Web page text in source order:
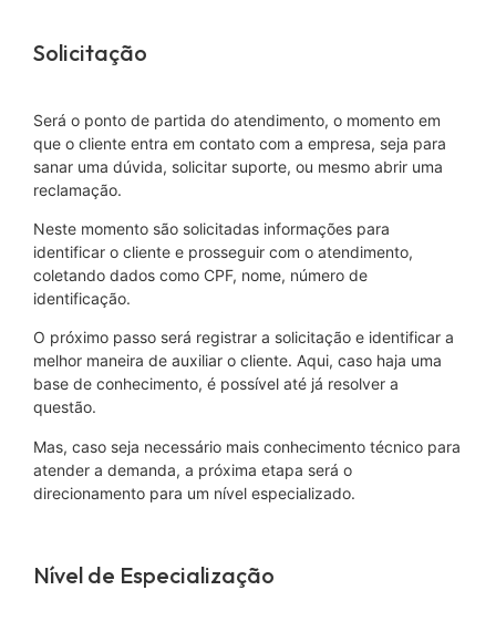
Solicitação
Será o ponto de partida do atendimento, o momento em
que o cliente entra em contato com a empresa, seja para
sanar uma dúvida, solicitar suporte, ou mesmo abrir uma
reclamação.
Neste momento são solicitadas informações para
identificar o cliente e prosseguir com o atendimento,
coletando dados como CPF, nome, número de
identificação.
O próximo passo será registrar a solicitação e identificar a
melhor maneira de auxiliar o cliente. Aqui, caso haja uma
base de conhecimento, é possível até já resolver a
questão.
Mas, caso seja necessário mais conhecimento técnico para
atender a demanda, a próxima etapa será o
direcionamento para um nível especializado.
Nível de Especialização